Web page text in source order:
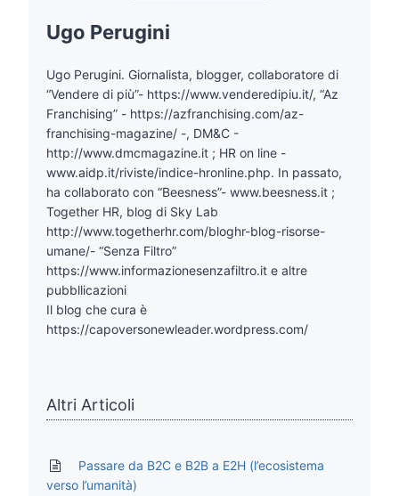
Ugo Perugini
Ugo Perugini. Giornalista, blogger, collaboratore di
“Vendere di più”- https://www.venderedipiu.it/, “Az
Franchising” - https://azfranchising.com/az-
franchising-magazine/ -, DM&C -
http://www.dmcmagazine.it ; HR on line -
www.aidp.it/riviste/indice-hronline.php. In passato,
ha collaborato con “Beesness”- www.beesness.it ;
Together HR, blog di Sky Lab
http://www.togetherhr.com/bloghr-blog-risorse-
umane/- “Senza Filtro”
https://www.informazionesenzafiltro.it e altre
pubbllicazioni
Il blog che cura è
https://capoversonewleader.wordpress.com/
Altri Articoli
Passare da B2C e B2B a E2H (l’ecosistema
verso l’umanità)